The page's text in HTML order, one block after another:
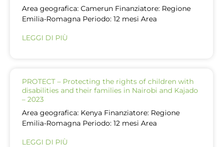
Area geografica: Camerun Finanziatore: Regione
Emilia-Romagna Periodo: 12 mesi Area
LEGGI DI PIÙ
PROTECT – Protecting the rights of children with
disabilities and their families in Nairobi and Kajado
– 2023
Area geografica: Kenya Finanziatore: Regione
Emilia-Romagna Periodo: 12 mesi Area
LEGGI DI PIÙ